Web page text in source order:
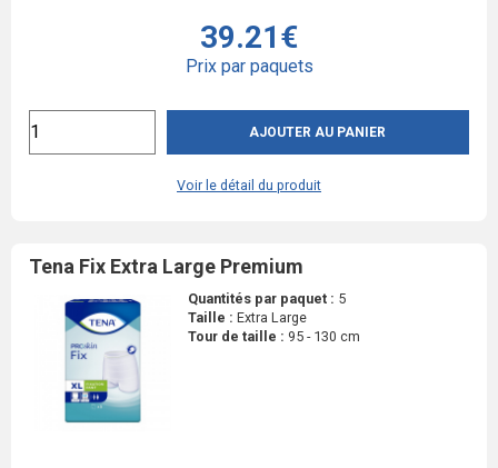
39.21€
Prix par paquets
AJOUTER AU PANIER
Voir le détail du produit
Tena Fix Extra Large Premium
Quantités par paquet : 5
Taille : Extra Large
Tour de taille : 95 - 130 cm